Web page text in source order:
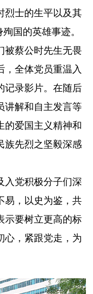
烈士的生平以及其
国的英雄事迹。
被蔡公时先生无畏
，全体党员重温入
记录影片。在随后
讲解和自主发言等
的爱国主义精神和
族先烈之坚毅深感
入党积极分子们深
易，以史为鉴，共
示要树立更高的标
心，紧跟党走，为